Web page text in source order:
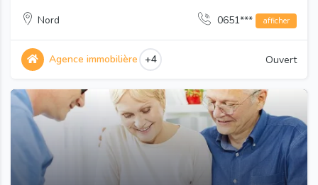
Nord 0651*** afficher
Agence immobilière +4 Ouvert